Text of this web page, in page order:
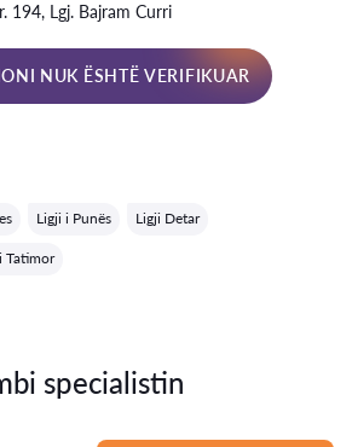
194, Lgj. Bajram Curri
NUK ËSHTË VERIFIKUAR
Ligji i Punës Ligji Detar
Tatimor
specialistin